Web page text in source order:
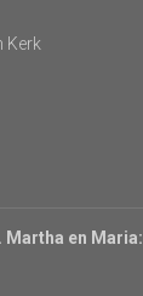
Kerk
en Maria: